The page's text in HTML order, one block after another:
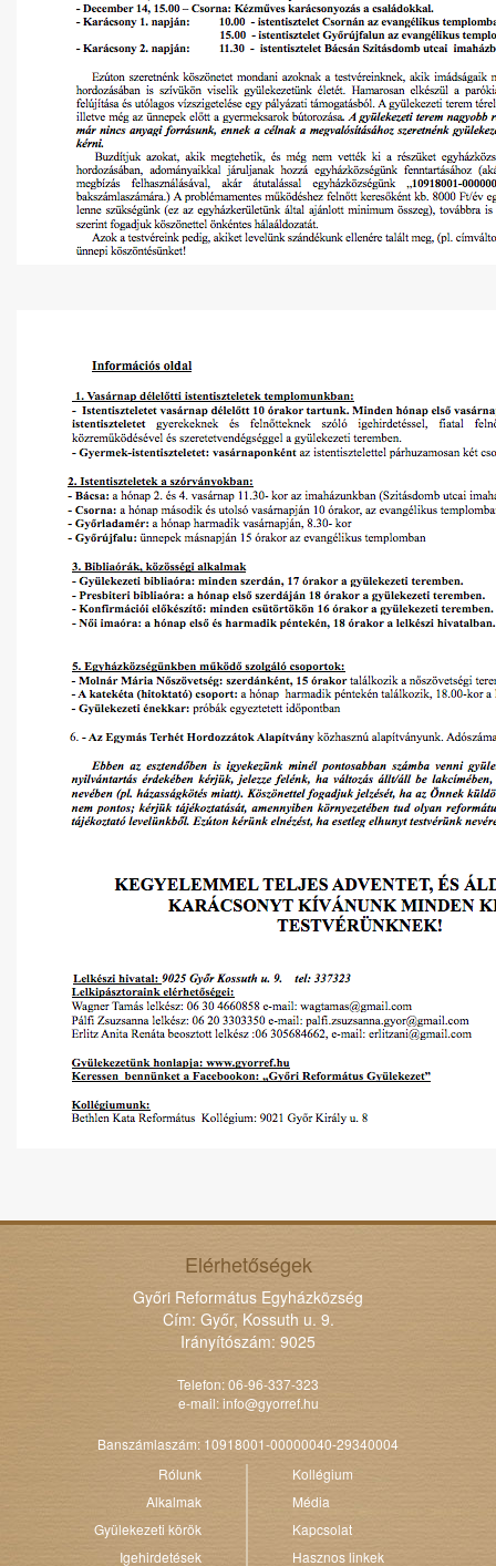
Elérhetőségek
Győri Református Egyházközség
Cím: Győr, Kossuth u. 9.
Irányítószám: 9025
Telefon: 06-96-337-323
e-mail:info@gyorref.hu
Banszámlaszám: 10918001-00000040-29340004
Rólunk
Alkalmak
Gyülekezeti körök
Igehirdetések
Kollégium
Média
Kapcsolat
Hasznos linkek